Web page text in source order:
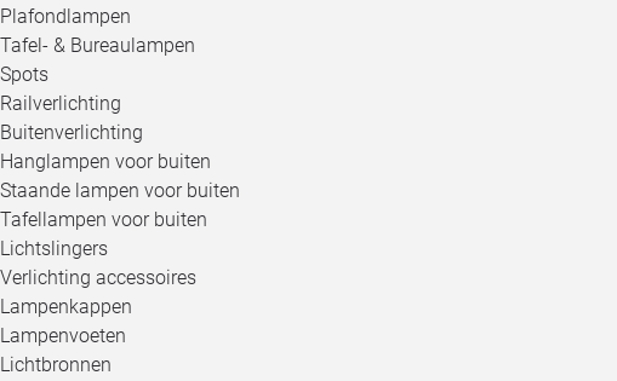
Plafondlampen
Tafel- & Bureaulampen
Spots
Railverlichting
Buitenverlichting
Hanglampen voor buiten
Staande lampen voor buiten
Tafellampen voor buiten
Lichtslingers
Verlichting accessoires
Lampenkappen
Lampenvoeten
Lichtbronnen